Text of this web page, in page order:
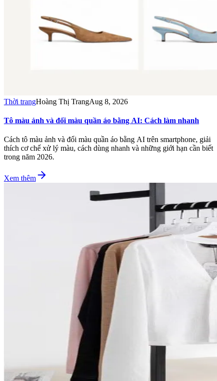
Thời trangHoàng Thị TrangAug 8, 2026
Tô màu ảnh và đổi màu quần áo bằng AI: Cách làm nhanh
Cách tô màu ảnh và đổi màu quần áo bằng AI trên smartphone, giải
thích cơ chế xử lý màu, cách dùng nhanh và những giới hạn cần biết
trong năm 2026.
Xem thêm